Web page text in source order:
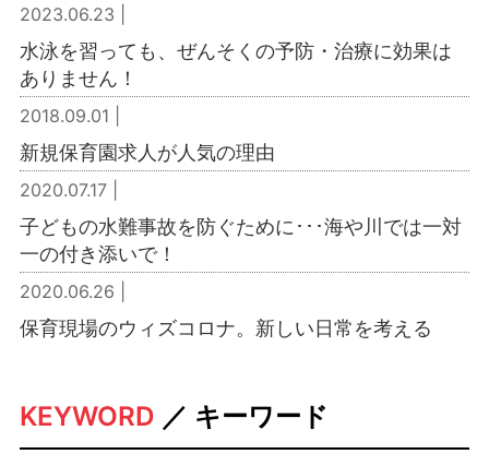
2023.06.23 |
水泳を習っても、ぜんそくの予防・治療に効果は
ありません！
2018.09.01 |
新規保育園求人が人気の理由
2020.07.17 |
子どもの水難事故を防ぐために･･･海や川では一対
一の付き添いで！
2020.06.26 |
保育現場のウィズコロナ。新しい日常を考える
KEYWORD ／ キーワード